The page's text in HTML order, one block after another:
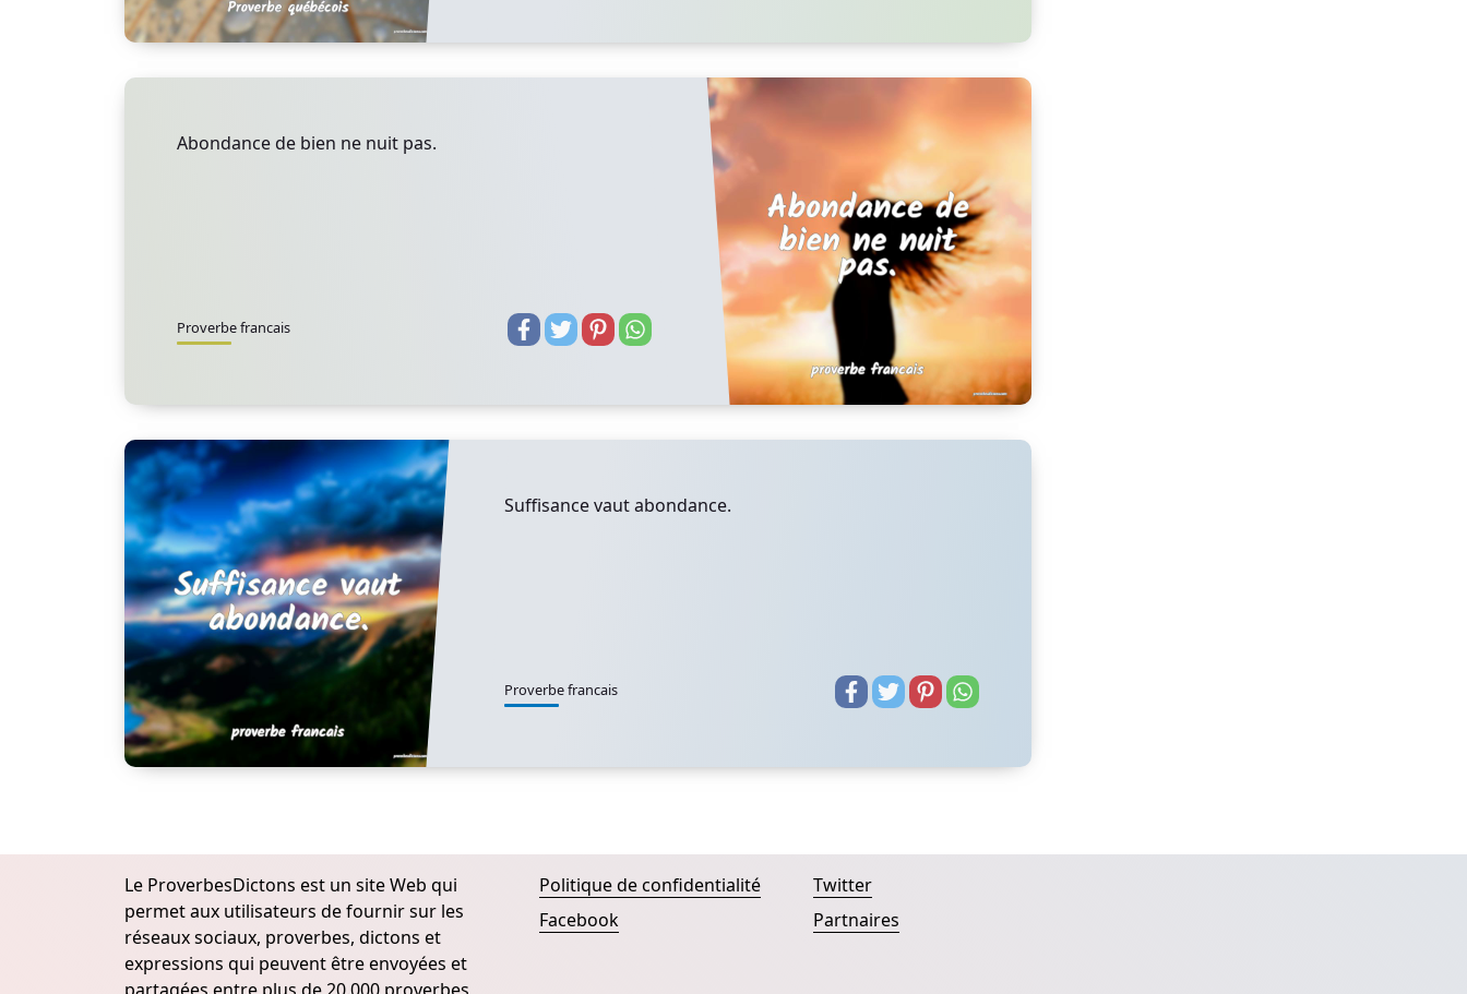
Abondance de bien ne nuit pas.
Proverbe francais
Suffisance vaut abondance.
Proverbe francais
Le ProverbesDictons est un site Web qui
permet aux utilisateurs de fournir sur les
réseaux sociaux, proverbes, dictons et
expressions qui peuvent être envoyées et
Politique de confidentialité
Facebook
Twitter
Partnaires